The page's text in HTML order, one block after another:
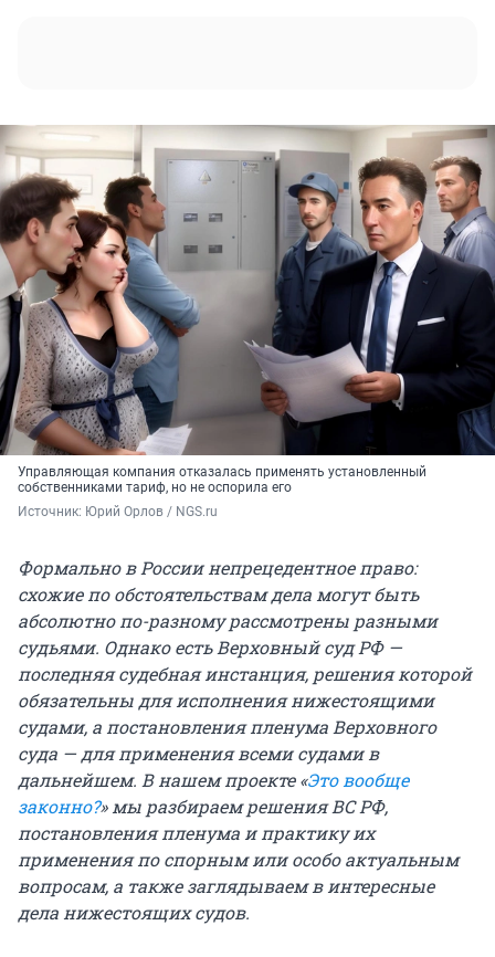
Управляющая компания отказалась применять установленный
собственниками тариф, но не оспорила его
Источник: Юрий Орлов / NGS.ru
Формально в России непрецедентное право:
схожие по обстоятельствам дела могут быть
абсолютно по-разному рассмотрены разными
судьями. Однако есть Верховный суд РФ —
последняя судебная инстанция, решения которой
обязательны для исполнения нижестоящими
судами, а постановления пленума Верховного
суда — для применения всеми судами в
дальнейшем. В нашем проекте «Это вообще
законно?» мы разбираем решения ВС РФ,
постановления пленума и практику их
применения по спорным или особо актуальным
вопросам, а также заглядываем в интересные
дела нижестоящих судов.